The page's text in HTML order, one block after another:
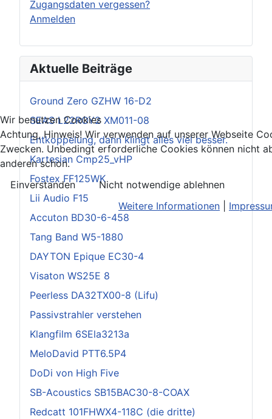
Zugangsdaten vergessen?
Anmelden
Aktuelle Beiträge
Ground Zero GZHW 16-D2
SEAS L22ROY2 XM011-08
Entkoppelung, dann klingt alles viel besser.
Kartesian Cmp25_vHP
Fostex FF125WK
Lii Audio F15
Accuton BD30-6-458
Tang Band W5-1880
DAYTON Epique EC30-4
Visaton WS25E 8
Peerless DA32TX00-8 (Lifu)
Passivstrahler verstehen
Klangfilm 6SEla3213a
MeloDavid PTT6.5P4
DoDi von High Five
SB-Acoustics SB15BAC30-8-COAX
Redcatt 101FHWX4-118C (die dritte)
Wir benutzen Cookies
Achtung, Hinweis! Wir verwenden auf unserer Webseite
Zwecken. Unbedingt erforderliche Cookies können nicht
anderen schon.
Einverstanden
Nicht notwendige ablehnen
Weitere Informationen